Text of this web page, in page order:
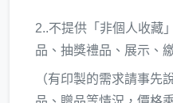
2..不提供「非個人收藏
品、抽獎禮品、展示、
（有印製的需求請事先